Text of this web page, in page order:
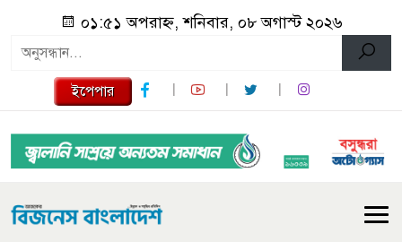
০১:৫১ অপরাহ্ন, শনিবার, ০৮ অগাস্ট ২০২৬
ইপেপার